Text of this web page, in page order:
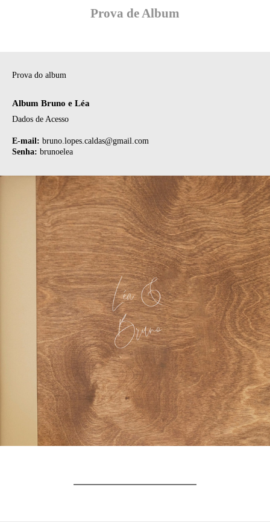
Prova de Album
Prova do album
Album Bruno e Léa
Dados de Acesso
E-mail: bruno.lopes.caldas@gmail.com
Senha: brunoelea